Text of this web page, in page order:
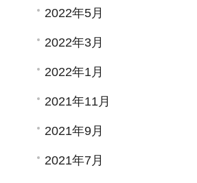
2022年5月
2022年3月
2022年1月
2021年11月
2021年9月
2021年7月